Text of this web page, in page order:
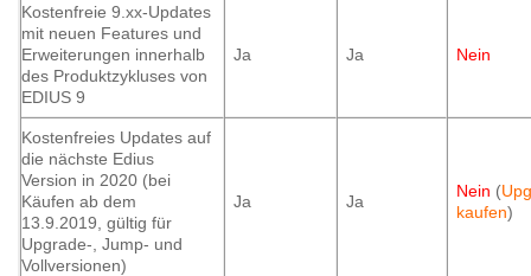
Kostenfreie 9.xx-Updates
mit neuen Features und
Erweiterungen innerhalb
des Produktzykluses von
EDIUS 9
Ja Ja Nein
Kostenfreies Updates auf
die nächste Edius
Version in 2020 (bei
Käufen ab dem
13.9.2019, gültig für
Upgrade-, Jump- und
Vollversionen)
Ja Ja
Nein (
kaufen)